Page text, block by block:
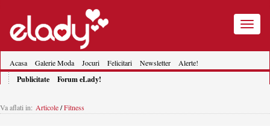
Toggle
Acasa Galerie Moda Jocuri Felicitari Newsletter Alerte!
Publicitate Forum eLady!
Va aflati in: Articole/Fitness